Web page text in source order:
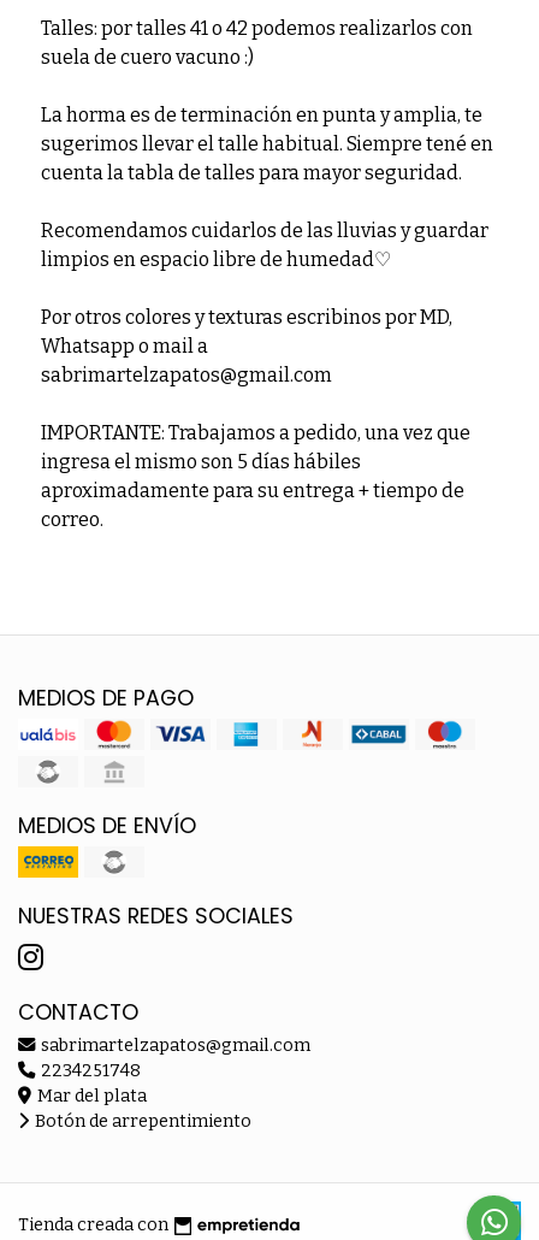
Talles: por talles 41 o 42 podemos realizarlos con
suela de cuero vacuno :)
La horma es de terminación en punta y amplia, te
sugerimos llevar el talle habitual. Siempre tené en
cuenta la tabla de talles para mayor seguridad.
Recomendamos cuidarlos de las lluvias y guardar
limpios en espacio libre de humedad♡
Por otros colores y texturas escribinos por MD,
Whatsapp o mail a
sabrimartelzapatos@gmail.com
IMPORTANTE: Trabajamos a pedido, una vez que
ingresa el mismo son 5 días hábiles
aproximadamente para su entrega + tiempo de
correo.
MEDIOS DE PAGO
MEDIOS DE ENVÍO
NUESTRAS REDES SOCIALES
CONTACTO
sabrimartelzapatos@gmail.com
2234251748
Mar del plata
Botón de arrepentimiento
Tienda creada con